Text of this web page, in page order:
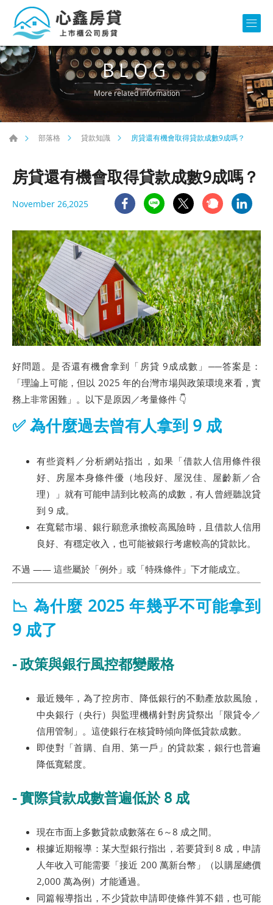
BLOG
More related information
部落格 貸款知識 房貸還有機會取得貸款成數9成嗎？
房貸還有機會取得貸款成數9成嗎？
November 26,2025
好問題。是否還有機會拿到「房貸 9成成數」──答案是：
「理論上可能，但以 2025 年的台灣市場與政策環境來看，實
務上非常困難」。以下是原因／考量條件 👇
✅ 為什麼過去曾有人拿到 9 成
有些資料／分析網站指出，如果「借款人信用條件很
好、房屋本身條件優（地段好、屋況佳、屋齡新／合
理）」就有可能申請到比較高的成數，有人曾經聽說貸
到 9 成。
在寬鬆市場、銀行願意承擔較高風險時，且借款人信用
良好、有穩定收入，也可能被銀行考慮較高的貸款比。
不過 —— 這些屬於「例外」或「特殊條件」下才能成立。
📉 為什麼 2025 年幾乎不可能拿到
9 成了
- 政策與銀行風控都變嚴格
最近幾年，為了控房市、降低銀行的不動產放款風險，
中央銀行（央行）與監理機構針對房貸祭出「限貸令／
信用管制」。這使銀行在核貸時傾向降低貸款成數。
即使對「首購、自用、第一戶」的貸款案，銀行也普遍
降低寬鬆度。
- 實際貸款成數普遍低於 8 成
現在市面上多數貸款成數落在 6～8 成之間。
根據近期報導：某大型銀行指出，若要貸到 8 成，申請
人年收入可能需要「接近 200 萬新台幣」（以購屋總價
2,000 萬為例）才能通過。
同篇報導指出，不少貸款申請即使條件算不錯，也可能